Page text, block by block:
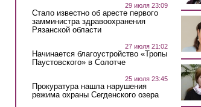
29 июля 23:09
Стало известно об аресте первого
замминистра здравоохранения
Рязанской области
27 июля 21:02
Начинается благоустройство «Тропы
Паустовского» в Солотче
25 июля 23:45
Прокуратура нашла нарушения
режима охраны Сегденского озера